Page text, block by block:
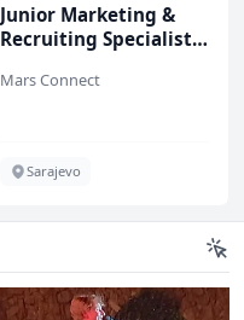
Junior Marketing &
Recruiting Specialist
Mars Connect
Sarajevo